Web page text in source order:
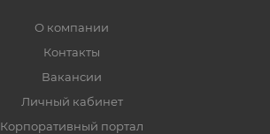
О компании
Контакты
Вакансии
Личный кабинет
Корпоративный портал